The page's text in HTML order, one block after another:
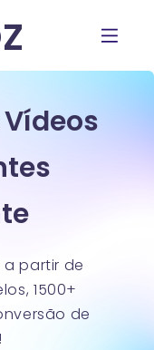
a partir de
1500+
de